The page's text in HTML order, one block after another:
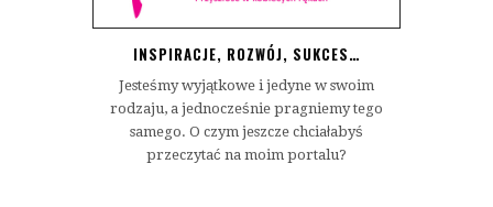
INSPIRACJE, ROZWÓJ, SUKCES…
Jesteśmy wyjątkowe i jedyne w swoim
rodzaju, a jednocześnie pragniemy tego
samego. O czym jeszcze chciałabyś
przeczytać na moim portalu?